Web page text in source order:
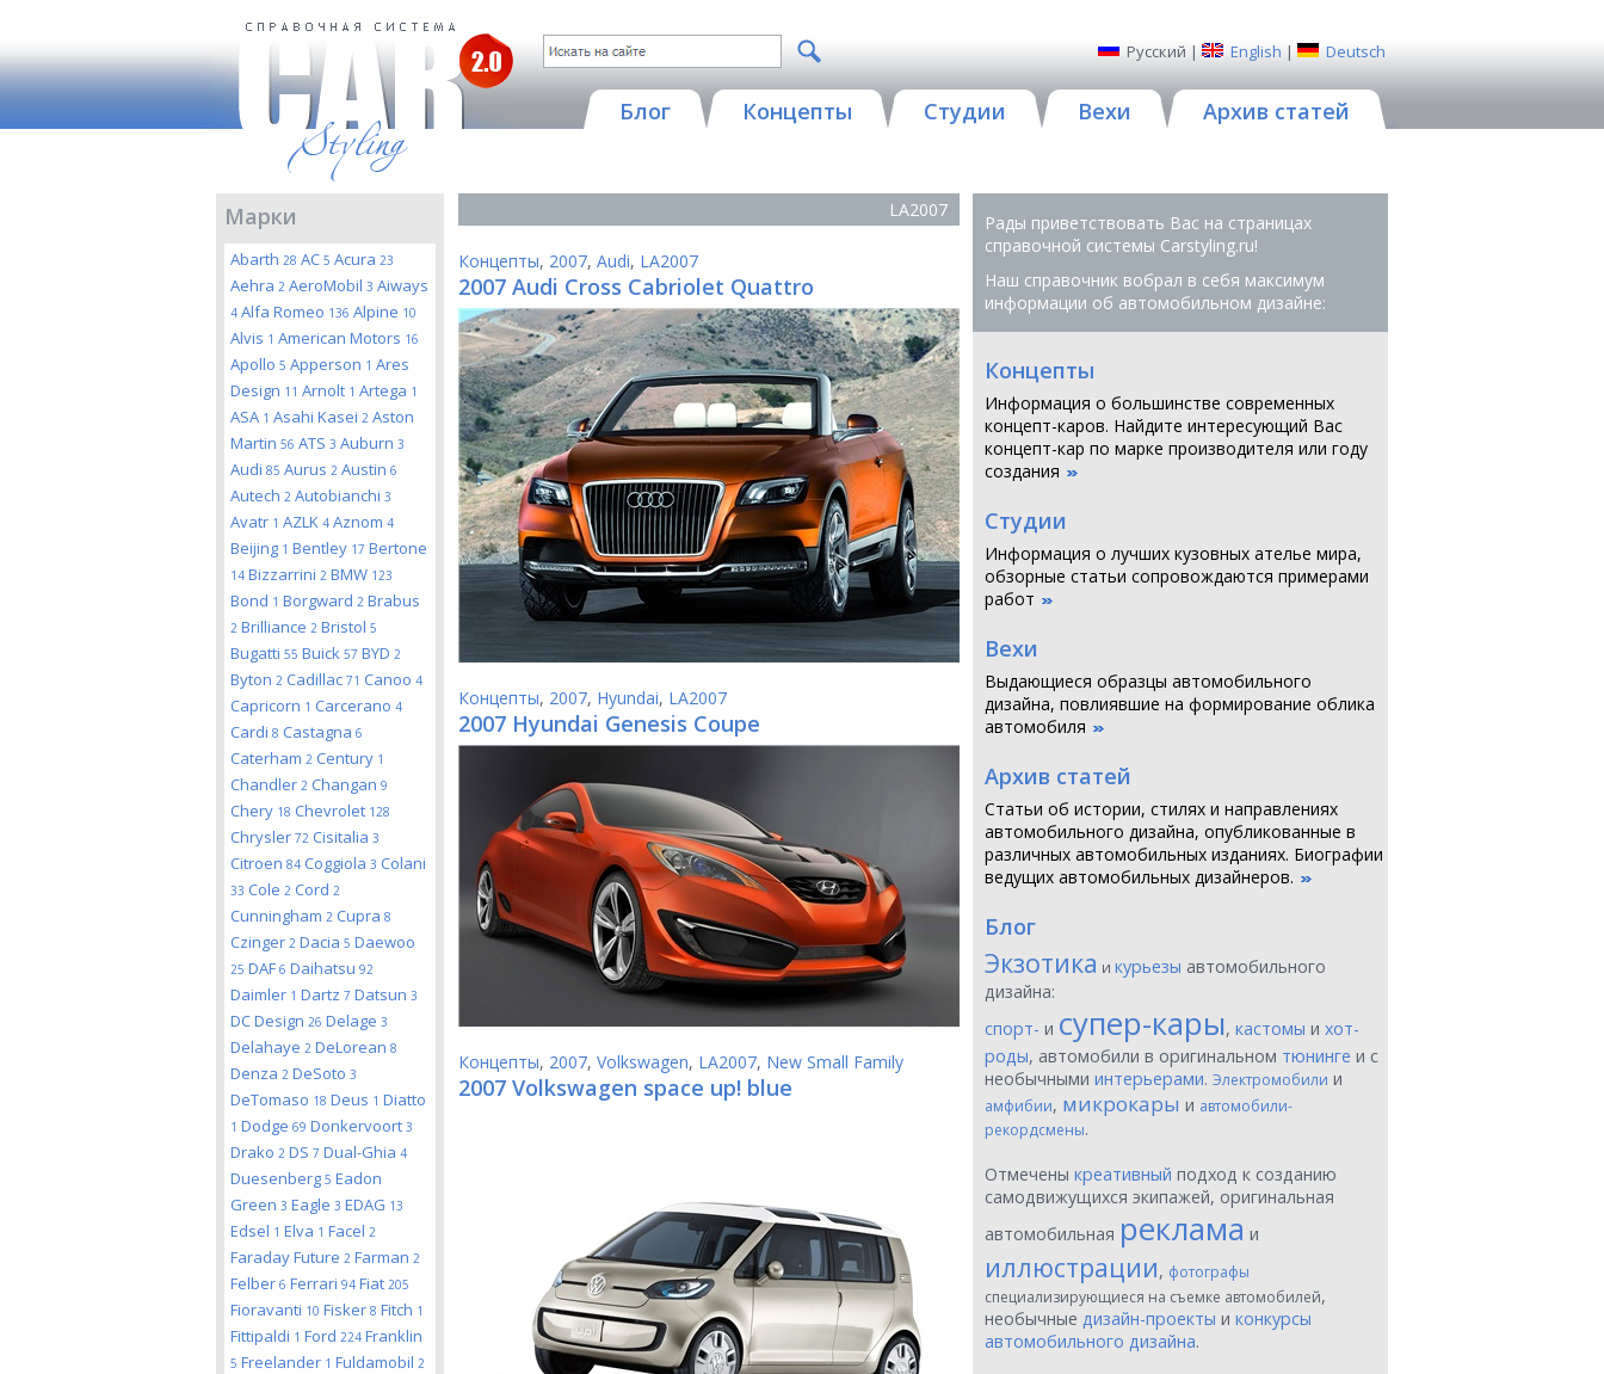
Русский | English | Deutsch
Блог Концепты Студии Вехи Архив статей
Марки
Abarth 28 AC 5 Acura 23
Aehra 2 AeroMobil 3 Aiways
4 Alfa Romeo 136 Alpine 10
Alvis 1 American Motors 16
Apollo 5 Apperson 1 Ares
Design 11 Arnolt 1 Artega 1
ASA 1 Asahi Kasei 2 Aston
Martin 56 ATS 3 Auburn 3
Audi 85 Aurus 2 Austin 6
Autech 2 Autobianchi 3
Avatr 1 AZLK 4 Aznom 4
Beijing 1 Bentley 17 Bertone
14 Bizzarrini 2 BMW 123
Bond 1 Borgward 2 Brabus
2 Brilliance 2 Bristol 5
Bugatti 55 Buick 57 BYD 2
Byton 2 Cadillac 71 Canoo 4
Capricorn 1 Carcerano 4
Cardi 8 Castagna 6
Caterham 2 Century 1
Chandler 2 Changan 9
Chery 18 Chevrolet 128
Chrysler 72 Cisitalia 3
Citroen 84 Coggiola 3 Colani
33 Cole 2 Cord 2
Cunningham 2 Cupra 8
Czinger 2 Dacia 5 Daewoo
25 DAF 6 Daihatsu 92
Daimler 1 Dartz 7 Datsun 3
DC Design 26 Delage 3
Delahaye 2 DeLorean 8
Denza 2 DeSoto 3
DeTomaso 18 Deus 1 Diatto
1 Dodge 69 Donkervoort 3
Drako 2 DS 7 Dual-Ghia 4
Duesenberg 5 Eadon
Green 3 Eagle 3 EDAG 13
Edsel 1 Elva 1 Facel 2
Faraday Future 2 Farman 2
Felber 6 Ferrari 94 Fiat 205
Fioravanti 10 Fisker 8 Fitch 1
Fittipaldi 1 Ford 224 Franklin
5 Freelander 1 Fuldamobil 2
LA2007
Концепты, 2007, Audi, LA2007
2007 Audi Cross Cabriolet Quattro
Концепты, 2007, Hyundai, LA2007
2007 Hyundai Genesis Coupe
Концепты, 2007, Volkswagen, LA2007, New Small Family
2007 Volkswagen space up! blue
Рады приветствовать Вас на страницах
справочной системы Сarstyling.ru!
Наш справочник вобрал в себя максимум
информации об автомобильном дизайне:
Концепты
Информация о большинстве современных
концепт-каров. Найдите интересующий Вас
концепт-кар по марке производителя или году
создания
Студии
Информация о лучших кузовных ателье мира,
обзорные статьи сопровождаются примерами
работ
Вехи
Выдающиеся образцы автомобильного
дизайна, повлиявшие на формирование облика
автомобиля
Архив статей
Статьи об истории, стилях и направлениях
автомобильного дизайна, опубликованные в
различных автомобильных изданиях. Биографии
ведущих автомобильных дизайнеров.
Блог
Экзотика и курьезы автомобильного
дизайна:
спорт- и супер-кары, кастомы и хот-
роды, автомобили в оригинальном тюнинге и с
необычными интерьерами. Электромобили и
амфибии, микрокары и автомобили-
рекордсмены.
Отмечены креативный подход к созданию
самодвижущихся экипажей, оригинальная
автомобильная реклама и
иллюстрации, фотографы
специализирующиеся на съемке автомобилей,
необычные дизайн-проекты и конкурсы
автомобильного дизайна.